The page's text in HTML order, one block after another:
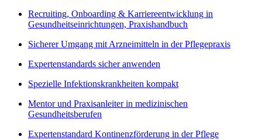
Recruiting, Onboarding & Karriereentwicklung in
Gesundheitseinrichtungen, Praxishandbuch
Sicherer Umgang mit Arzneimitteln in der Pflegepraxis
Expertenstandards sicher anwenden
Spezielle Infektionskrankheiten kompakt
Mentor und Praxisanleiter in medizinischen
Gesundheitsberufen
Expertenstandard Kontinenzförderung in der Pflege